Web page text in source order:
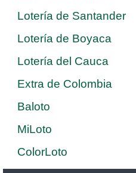
Lotería de Santander
Lotería de Boyaca
Lotería del Cauca
Extra de Colombia
Baloto
MiLoto
ColorLoto